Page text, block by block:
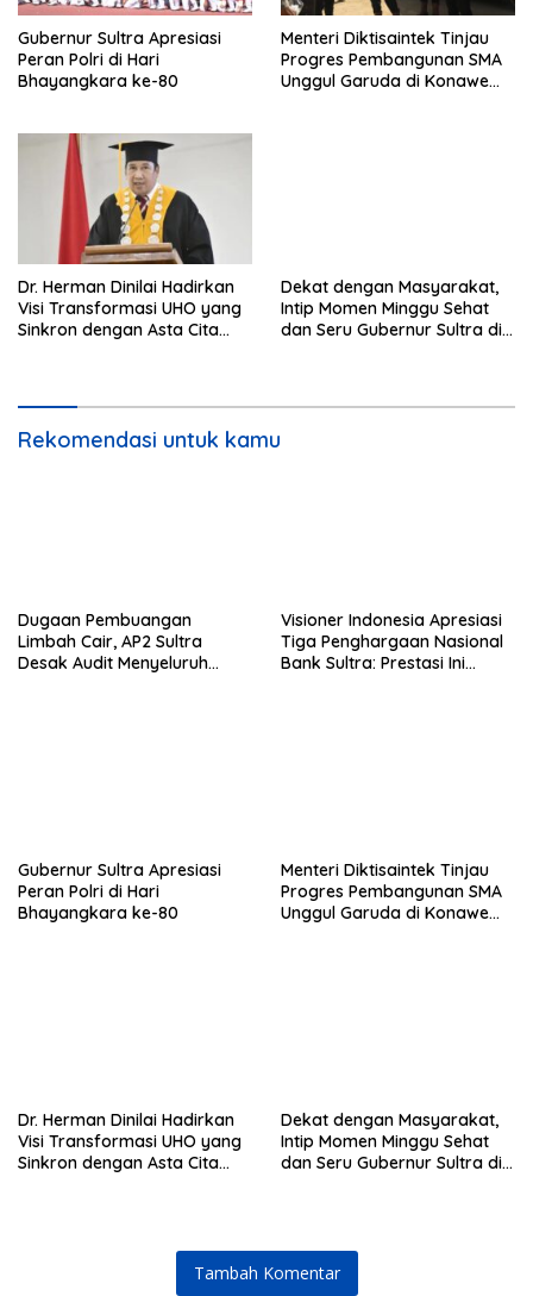
Gubernur Sultra Apresiasi
Peran Polri di Hari
Bhayangkara ke-80
Menteri Diktisaintek Tinjau
Progres Pembangunan SMA
Unggul Garuda di Konawe
Dr. Herman Dinilai Hadirkan
Visi Transformasi UHO yang
Sinkron dengan Asta Cita
Dekat dengan Masyarakat,
Intip Momen Minggu Sehat
dan Seru Gubernur Sultra di
Rekomendasi untuk kamu
Dugaan Pembuangan
Limbah Cair, AP2 Sultra
Desak Audit Menyeluruh
Visioner Indonesia Apresiasi
Tiga Penghargaan Nasional
Bank Sultra: Prestasi Ini
Gubernur Sultra Apresiasi
Peran Polri di Hari
Bhayangkara ke-80
Menteri Diktisaintek Tinjau
Progres Pembangunan SMA
Unggul Garuda di Konawe
Dr. Herman Dinilai Hadirkan
Visi Transformasi UHO yang
Sinkron dengan Asta Cita
Dekat dengan Masyarakat,
Intip Momen Minggu Sehat
dan Seru Gubernur Sultra di
Tambah Komentar